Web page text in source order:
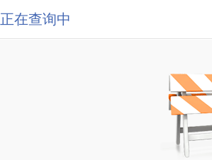
正在查询中